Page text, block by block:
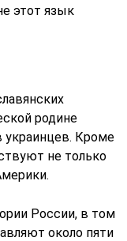
этот язык
родине
украинцев. Кроме
не только
России, в том
около пяти